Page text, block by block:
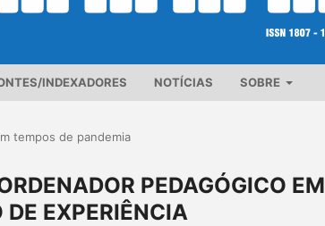
INDEXADORES NOTÍCIAS SOBRE
tempos de pandemia
PEDAGÓGICO EM
EXPERIÊNCIA